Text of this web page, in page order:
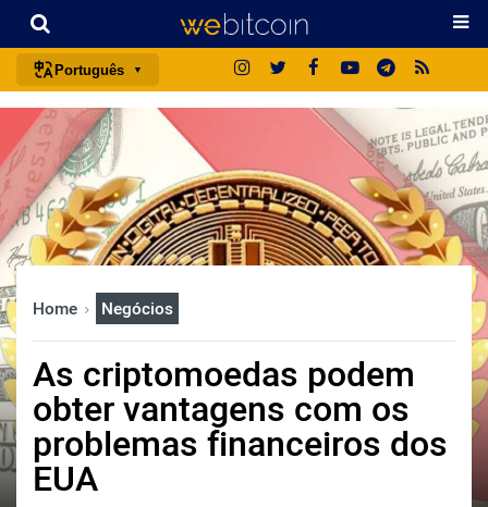
Português
português (BR)
english
español
français
italiano
日本語
русский
한국어
العربية
ไทย
Home Negócios
As criptomoedas podem
obter vantagens com os
problemas financeiros dos
EUA